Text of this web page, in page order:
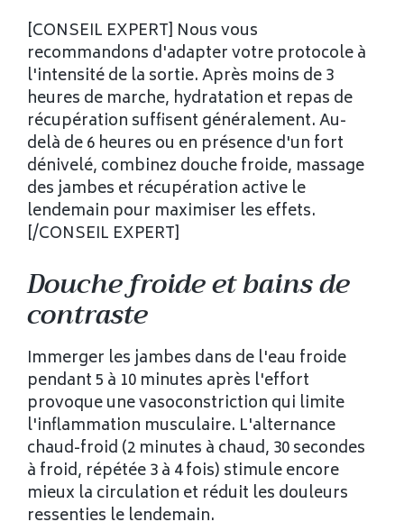
[CONSEIL EXPERT] Nous vous
recommandons d'adapter votre protocole à
l'intensité de la sortie. Après moins de 3
heures de marche, hydratation et repas de
récupération suffisent généralement. Au-
delà de 6 heures ou en présence d'un fort
dénivelé, combinez douche froide, massage
des jambes et récupération active le
lendemain pour maximiser les effets.
[/CONSEIL EXPERT]
Douche froide et bains de
contraste
Immerger les jambes dans de l'eau froide
pendant 5 à 10 minutes après l'effort
provoque une vasoconstriction qui limite
l'inflammation musculaire. L'alternance
chaud-froid (2 minutes à chaud, 30 secondes
à froid, répétée 3 à 4 fois) stimule encore
mieux la circulation et réduit les douleurs
ressenties le lendemain.